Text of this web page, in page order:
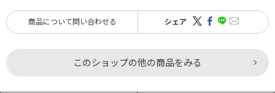
商品について問い合わせる シェア
このショップの他の商品をみる